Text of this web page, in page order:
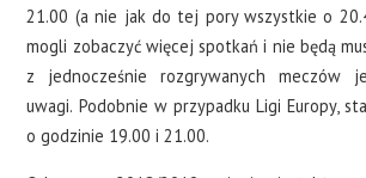
21.00 (a nie jak do tej pory wszystkie o
mogli zobaczyć więcej spotkań i nie będą
z jednocześnie rozgrywanych meczów
uwagi. Podobnie w przypadku Ligi Europy,
o godzinie 19.00 i 21.00.